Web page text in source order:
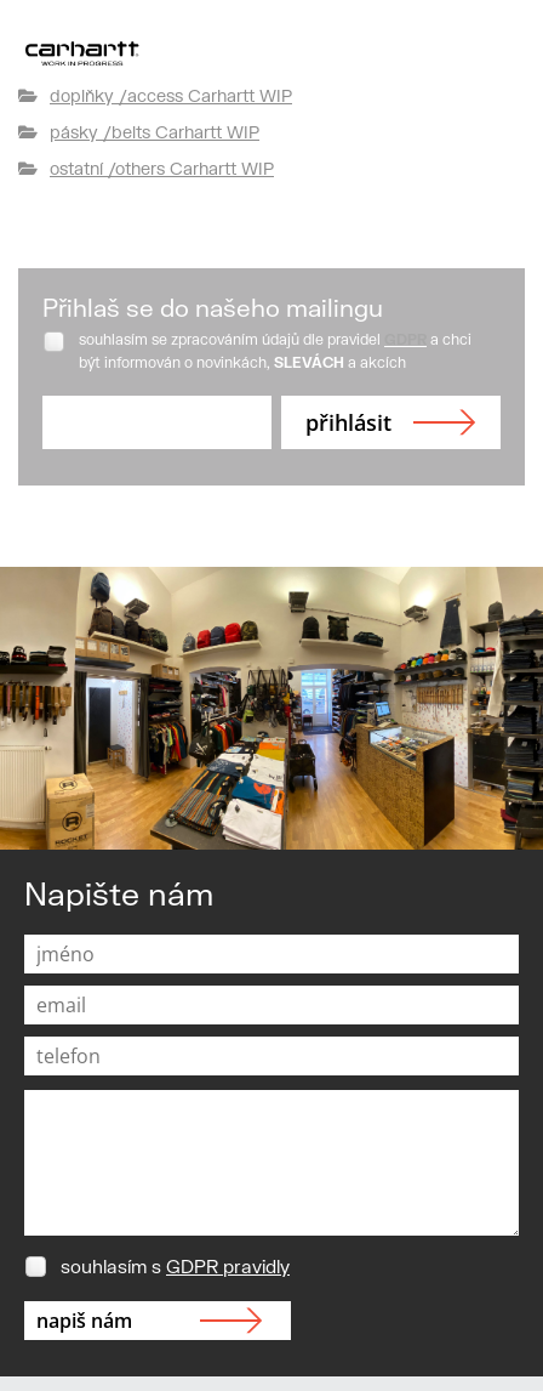
doplňky /access Carhartt WIP
pásky /belts Carhartt WIP
ostatní /others Carhartt WIP
Přihlaš se do našeho mailingu
souhlasím se zpracováním údajů dle pravidel
a chci
být informován o novinkách, SLEVÁCH a akcích
Napište nám
souhlasím s GDPR pravidly